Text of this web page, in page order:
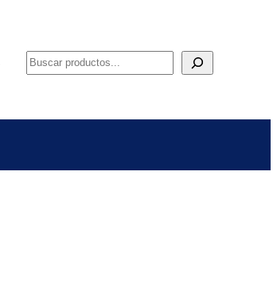
Buscar